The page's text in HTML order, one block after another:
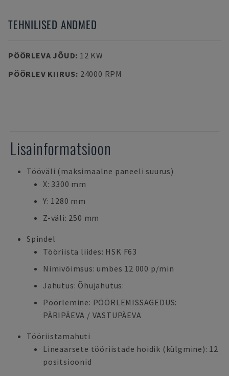
TEHNILISED ANDMED
PÖÖRLEVA JÕUD: 12 KW
PÖÖRLEV KIIRUS: 24000 RPM
Lisainformatsioon
Tööväli (maksimaalne paneeli suurus)
X: 3300 mm
Y: 1280 mm
Z-väli: 250 mm
Spindel
Tööriista liides: HSK F63
Nimivõimsus: umbes 12 000 p/min
Jahutus: Õhujahutus:
Pöörlemine: PÖÖRLEMISSAGEDUS:
PÄRIPÄEVA / VASTUPÄEVA
Tööriistamahuti
Lineaarsete tööriistade hoidik (külgmine): 12
positsioonid